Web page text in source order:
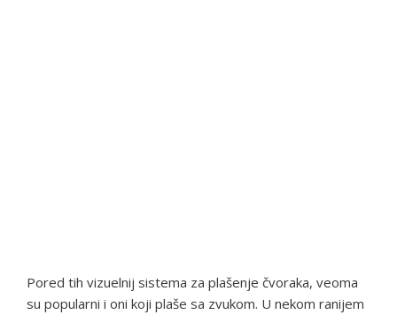
Pored tih vizuelnij sistema za plašenje čvoraka, veoma
su popularni i oni koji plaše sa zvukom. U nekom ranijem